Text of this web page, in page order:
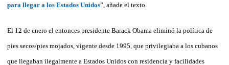
para llegar a los Estados Unidos”, añade el texto.
El 12 de enero el entonces presidente Barack Obama eliminó la política de
pies secos/pies mojados, vigente desde 1995, que privilegiaba a los cubanos
que llegaban ilegalmente a Estados Unidos con residencia y facilidades